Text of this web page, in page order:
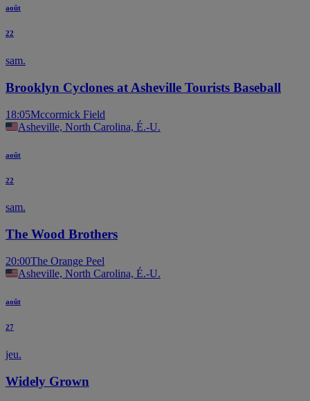
août
22
sam.
Brooklyn Cyclones at Asheville Tourists Baseball
18:05Mccormick Field
Asheville, North Carolina, É.-U.
août
22
sam.
The Wood Brothers
20:00The Orange Peel
Asheville, North Carolina, É.-U.
août
27
jeu.
Widely Grown